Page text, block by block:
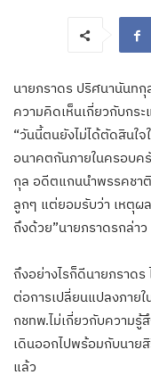
นายภราดร ปริศนานันท
ความคิดเห็นเกี่ยวกับกร
“วันนี้ตนยังไม่ได้ตัดสินใ
อนาคตกันภายในครอบ
กุล อดีตแกนนำพรรคชาติ
ลูกๆ แต่ยอมรับว่า เหตุผ
ถึงด้วย”นายภราดรกล่าว
ถึงอย่างไรก็ดีนายภราด
ต่อการเปลี่ยนแปลงภาย
กชทพ.ไม่เกี่ยวกับความรู้
เดินออกไปพร้อมกับนาย
แล้ว